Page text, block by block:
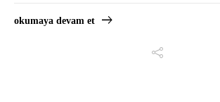
okumaya devam et